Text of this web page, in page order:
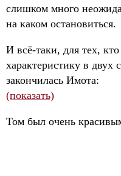
слишком много
на каком остановиться.
И всё-таки, для тех,
характеристику в двух
закончилась Имота:
(показать)
Том был очень